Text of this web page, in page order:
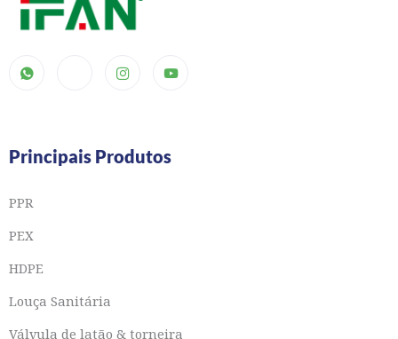
Principais Produtos
PPR
PEX
HDPE
Louça Sanitária
Válvula de latão & torneira